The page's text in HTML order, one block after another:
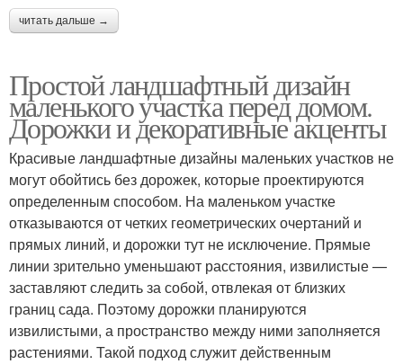
читать дальше →
Простой ландшафтный дизайн
маленького участка перед домом.
Дорожки и декоративные акценты
Красивые ландшафтные дизайны маленьких участков не
могут обойтись без дорожек, которые проектируются
определенным способом. На маленьком участке
отказываются от четких геометрических очертаний и
прямых линий, и дорожки тут не исключение. Прямые
линии зрительно уменьшают расстояния, извилистые —
заставляют следить за собой, отвлекая от близких
границ сада. Поэтому дорожки планируются
извилистыми, а пространство между ними заполняется
растениями. Такой подход служит действенным